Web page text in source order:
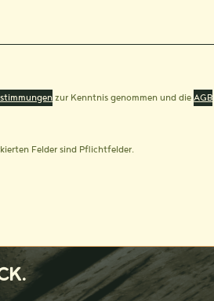
zur Kenntnis genommen und die AGB
Felder sind Pflichtfelder.